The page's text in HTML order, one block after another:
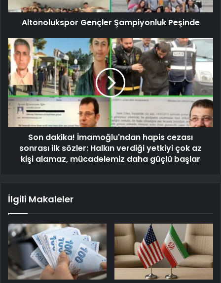
Altonolukspor Gençler Şampiyonluk Peşinde
Son dakika! İmamoğlu'ndan hapis cezası
sonrası ilk sözler: Halkın verdiği yetkiyi çok az
kişi alamaz, mücadelemiz daha güçlü başlar
İlgili Makaleler